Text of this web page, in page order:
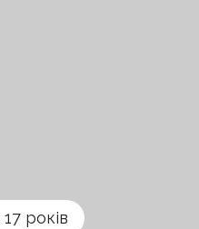
17 років